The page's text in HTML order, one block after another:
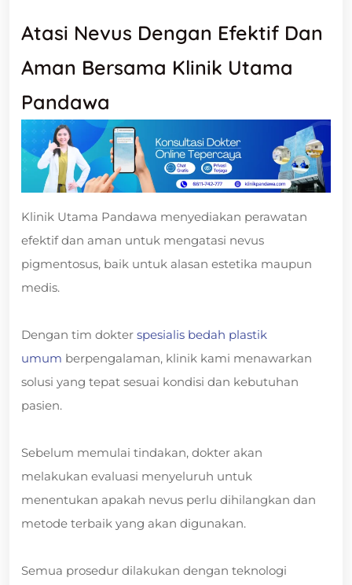
Atasi Nevus Dengan Efektif Dan
Aman Bersama Klinik Utama
Pandawa
Klinik Utama Pandawa menyediakan perawatan
efektif dan aman untuk mengatasi nevus
pigmentosus, baik untuk alasan estetika maupun
medis.
Dengan tim dokter spesialis bedah plastik
umum berpengalaman, klinik kami menawarkan
solusi yang tepat sesuai kondisi dan kebutuhan
pasien.
Sebelum memulai tindakan, dokter akan
melakukan evaluasi menyeluruh untuk
menentukan apakah nevus perlu dihilangkan dan
metode terbaik yang akan digunakan.
Semua prosedur dilakukan dengan teknologi